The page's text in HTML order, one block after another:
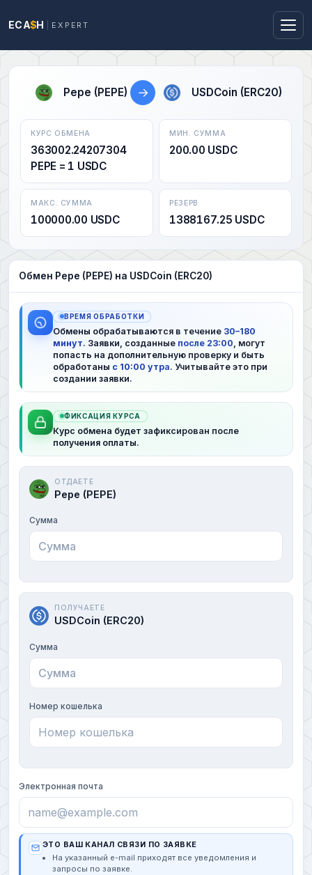
ECA$H EXPERT
Pepe (PEPE) → USDCoin (ERC20)
КУРС ОБМЕНА
363002.24207304
PEPE = 1 USDC
МИН. СУММА
200.00 USDC
МАКС. СУММА
100000.00 USDC
РЕЗЕРВ
1388167.25 USDC
Обмен Pepe (PEPE) на USDCoin (ERC20)
ВРЕМЯ ОБРАБОТКИ
Обмены обрабатываются в течение 30–180
минут. Заявки, созданные после 23:00 , могут
попасть на дополнительную проверку и быть
обработаны с 10:00 утра. Учитывайте это при
создании заявки.
ФИКСАЦИЯ КУРСА
Курс обмена будет зафиксирован после
получения оплаты.
ОТДАЕТЕ
Pepe (PEPE)
Сумма
ПОЛУЧАЕТЕ
USDCoin (ERC20)
Сумма
Номер кошелька
Электронная почта
ЭТО ВАШ КАНАЛ СВЯЗИ ПО ЗАЯВКЕ
На указанный e-mail приходят все уведомления и
запросы по заявке.